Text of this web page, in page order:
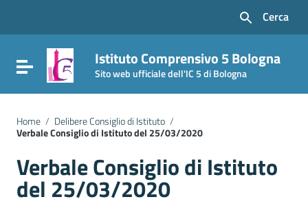
Vai al footer
Cerca
Attiva / disattiva la navigazione
Istituto Comprensivo 5 Bologna
Sito web ufficiale dell'IC 5 di Bologna
Home / Delibere Consiglio di Istituto /
Verbale Consiglio di Istituto del 25/03/2020
Verbale Consiglio di Istituto
del 25/03/2020